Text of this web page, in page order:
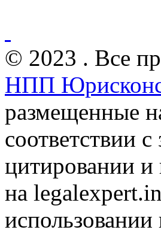
© 2023 . Все
НПП
размещенные
соответствии
цитировании и
на
использовании